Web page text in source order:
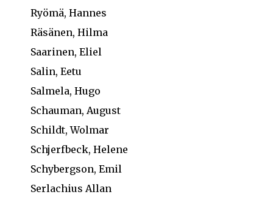
Ryömä, Hannes
Räsänen, Hilma
Saarinen, Eliel
Salin, Eetu
Salmela, Hugo
Schauman, August
Schildt, Wolmar
Schjerfbeck, Helene
Schybergson, Emil
Serlachius Allan